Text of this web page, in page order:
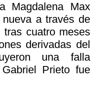
Magdalena Max
a través de
cuatro meses
derivadas del
una falla
Prieto fue